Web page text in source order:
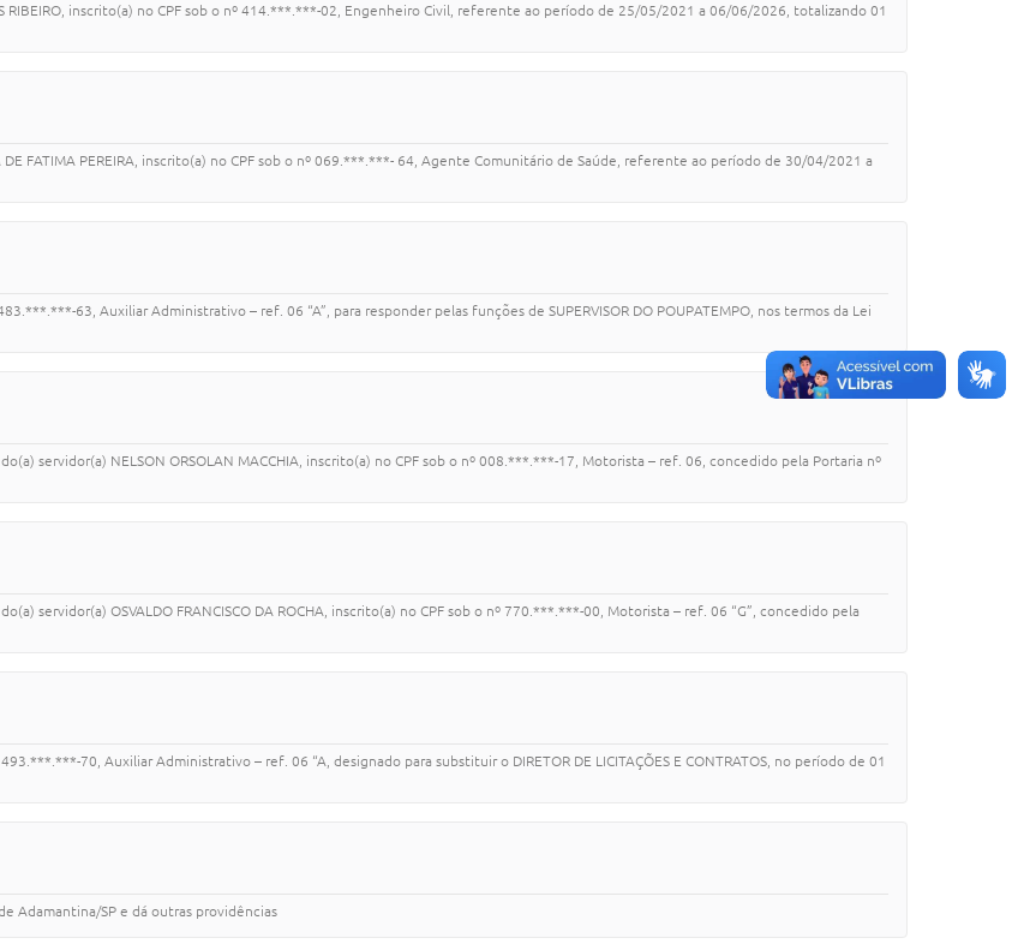
RIBEIRO, inscrito(a) no CPF sob o nº 414.***.***-02, Engenheiro Civil, referente ao período de 25/05/2021 a 06/06/2026, totalizando 01
FATIMA PEREIRA, inscrito(a) no CPF sob o nº 069.***.***- 64, Agente Comunitário de Saúde, referente ao período de 30/04/2021 a
63, Auxiliar Administrativo – ref. 06 “A”, para responder pelas funções de SUPERVISOR DO POUPATEMPO, nos termos da Lei
servidor(a) NELSON ORSOLAN MACCHIA, inscrito(a) no CPF sob o nº 008.***.***-17, Motorista – ref. 06, concedido pela Portaria nº
servidor(a) OSVALDO FRANCISCO DA ROCHA, inscrito(a) no CPF sob o nº 770.***.***-00, Motorista – ref. 06 “G”, concedido pela
70, Auxiliar Administrativo – ref. 06 “A, designado para substituir o DIRETOR DE LICITAÇÕES E CONTRATOS, no período de 01
Adamantina/SP e dá outras providências